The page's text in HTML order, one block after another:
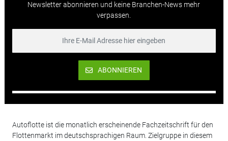
Newsletter abonnieren und keine Branchen-News mehr
verpassen.
ABONNIEREN
Autoflotte ist die monatlich erscheinende Fachzeitschrift für den
Flottenmarkt im deutschsprachigen Raum. Zielgruppe in diesem